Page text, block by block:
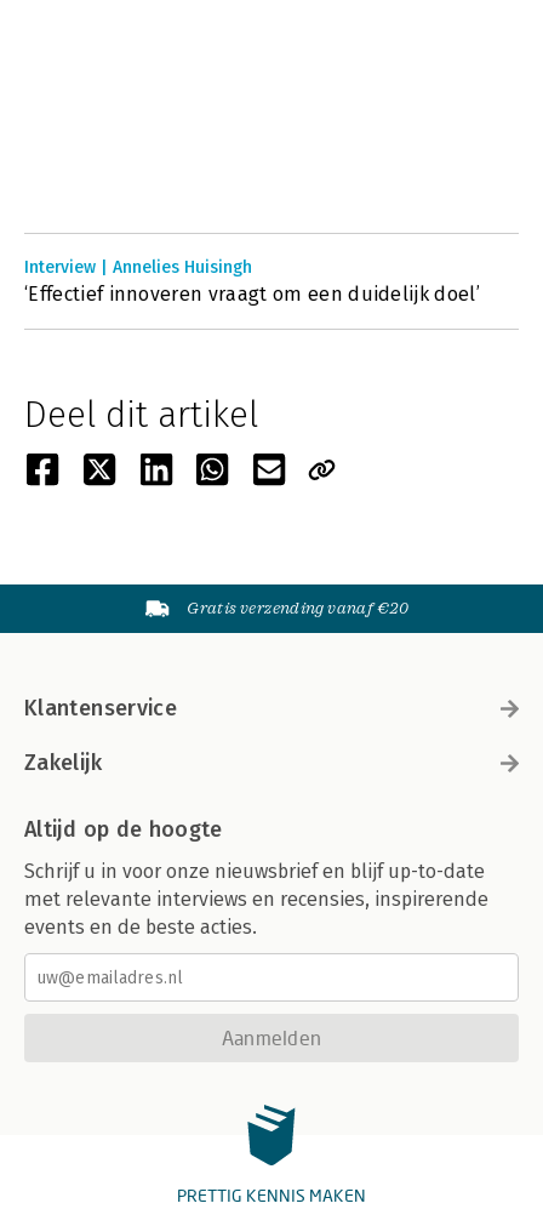
Interview | Annelies Huisingh
‘Effectief innoveren vraagt om een duidelijk doel’
Deel dit artikel
Gratis verzending vanaf €20
Klantenservice
Zakelijk
Altijd op de hoogte
Schrijf u in voor onze nieuwsbrief en blijf up-to-date
met relevante interviews en recensies, inspirerende
events en de beste acties.
Aanmelden
PRETTIG KENNIS MAKEN